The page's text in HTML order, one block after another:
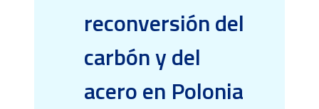
reconversión del
carbón y del
acero en Polonia